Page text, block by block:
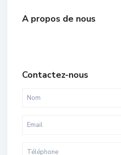
A propos de nous
Contactez-nous